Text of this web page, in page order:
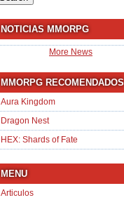
NOTICIAS MMORPG
More News
MMORPG RECOMENDADOS
Aura Kingdom
Dragon Nest
HEX: Shards of Fate
MENU
Articulos